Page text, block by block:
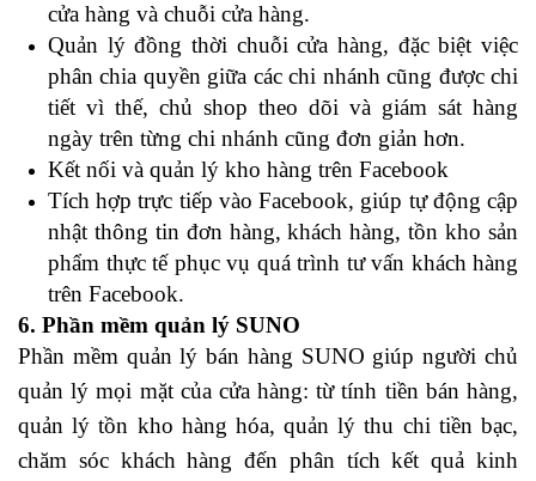
cửa hàng và chuỗi cửa hàng.
Quản lý đồng thời chuỗi cửa hàng, đặc biệt việc
phân chia quyền giữa các chi nhánh cũng được chi
tiết vì thế, chủ shop theo dõi và giám sát hàng
ngày trên từng chi nhánh cũng đơn giản hơn.
Kết nối và quản lý kho hàng trên Facebook
Tích hợp trực tiếp vào Facebook, giúp tự động cập
nhật thông tin đơn hàng, khách hàng, tồn kho sản
phẩm thực tế phục vụ quá trình tư vấn khách hàng
trên Facebook.
6. Phần mềm quản lý SUNO
Phần mềm quản lý bán hàng SUNO giúp người chủ
quản lý mọi mặt của cửa hàng: từ tính tiền bán hàng,
quản lý tồn kho hàng hóa, quản lý thu chi tiền bạc,
chăm sóc khách hàng đến phân tích kết quả kinh